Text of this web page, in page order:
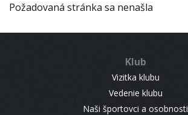
Požadovaná stránka sa nenašla
Klub
Vizitka klubu
Vedenie klubu
Naši športovci a osobnosti
RESULTS
CONTACT